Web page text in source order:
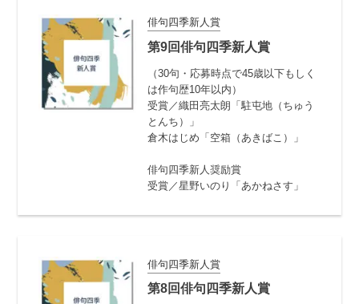
俳句四季新人賞
第9回俳句四季新人賞
（30句・応募時点で45歳以下もしく
は作句歴10年以内）
受賞／織田亮太朗「駐屯地（ちゅう
とんち）」
倉木はじめ「空箱（あきばこ）」
俳句四季新人奨励賞
受賞／星野いのり「あかねさす」
俳句四季新人賞
第8回俳句四季新人賞